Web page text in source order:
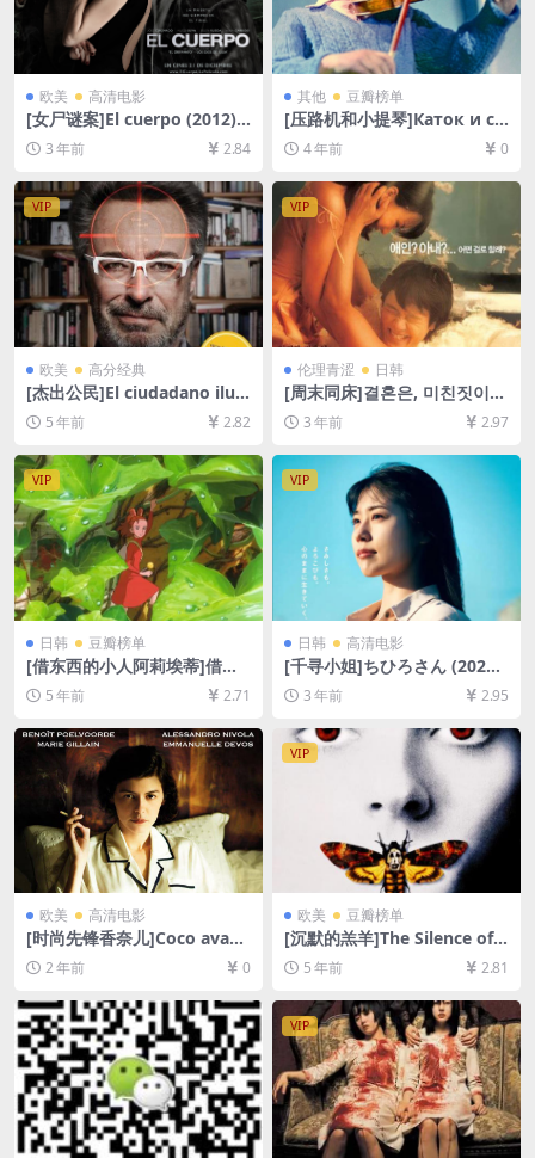
欧美 高清电影
[女尸谜案]El cuerpo (2012)
[百度网盘+迅雷云盘资源1080
P超清未删减][MP4/5GB][中
文字幕]
3 年前 2.84
其他 豆瓣榜单
[压路机和小提琴]Каток и ск
рипка (1961)[百度网盘+迅雷
云盘资源1080P超清未删减]
[MP4/3GB][中文字幕]
4 年前 0
VIP
欧美 高分经典
[杰出公民]El ciudadano ilust
re (2016)[百度网盘+夸克网盘
+迅雷云盘资源1080P超清未
删减][MP4/7.5GB][原声中字]
5 年前 2.82
VIP
伦理青涩 日韩
[周末同床]결혼은, 미친짓이다
(2002)[百度网盘+迅雷云盘资
源1080P超清未删减][MP4/6
GB][韩语中字]
3 年前 2.97
VIP
日韩 豆瓣榜单
[借东西的小人阿莉埃蒂]借り
ぐらしのアリエッティ (2010)
[百度网盘+迅雷云盘资源1080
语中字]
5 年前 2.71
VIP
日韩 高清电影
[千寻小姐]ちひろさん (2023)
[百度网盘+迅雷云盘资源1080
P超清未删减][MP4/7.6GB][日
3 年前 2.95
欧美 高清电影
[时尚先锋香奈儿]Coco avant
Chanel (2009)[百度网盘+夸
克网盘1080P超清未删减资源]
[网盘在线播放/下载][MP4/7.
2GB][中文字幕]
2 年前 0
VIP
欧美 豆瓣榜单
[沉默的羔羊]The Silence of t
he Lambs (1991)[百度网盘
+迅雷云盘资源1080P超清未
删减][MP4/7.7GB][中英字幕]
5 年前 2.81
VIP